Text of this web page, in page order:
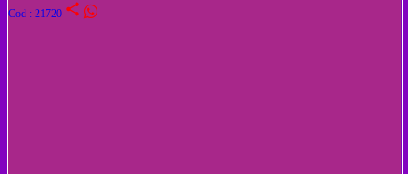
Cod : 21720 share